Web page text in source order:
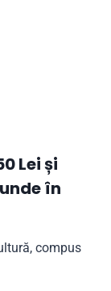
Lei și
în
compus